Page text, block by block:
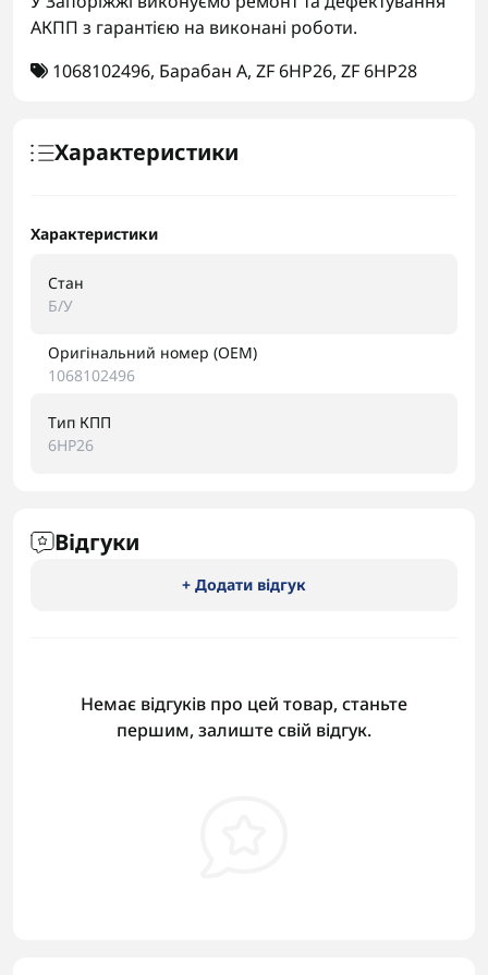
АКПП з гарантією на виконані роботи.
1068102496, Барабан А, ZF 6HP26, ZF 6HP28
Характеристики
Характеристики
Стан
Б/У
Оригінальний номер (OEM)
1068102496
Тип КПП
6HP26
Відгуки
+ Додати відгук
Немає відгуків про цей товар, станьте
першим, залиште свій відгук.